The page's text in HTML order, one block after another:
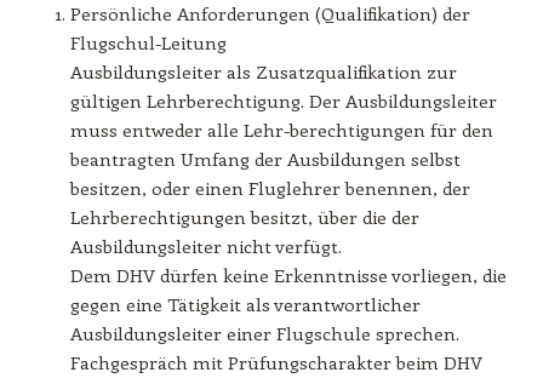
Persönliche Anforderungen (Qualifikation) der
Flugschul-Leitung
Ausbildungsleiter als Zusatzqualifikation zur
gültigen Lehrberechtigung. Der Ausbildungsleiter
muss entweder alle Lehr-berechtigungen für den
beantragten Umfang der Ausbildungen selbst
besitzen, oder einen Fluglehrer benennen, der
Lehrberechtigungen besitzt, über die der
Ausbildungsleiter nicht verfügt.
Dem DHV dürfen keine Erkenntnisse vorliegen, die
gegen eine Tätigkeit als verantwortlicher
Ausbildungsleiter einer Flugschule sprechen.
Fachgespräch mit Prüfungscharakter beim DHV